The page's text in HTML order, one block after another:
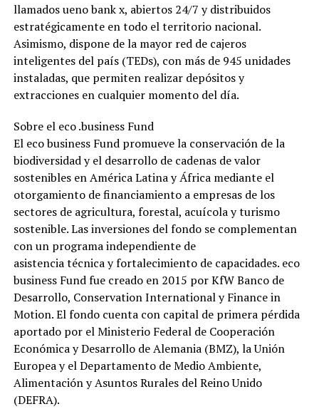
llamados ueno bank x, abiertos 24/7 y distribuidos
estratégicamente en todo el territorio nacional.
Asimismo, dispone de la mayor red de cajeros
inteligentes del país (TEDs), con más de 945 unidades
instaladas, que permiten realizar depósitos y
extracciones en cualquier momento del día.
Sobre el eco .business Fund
El eco business Fund promueve la conservación de la
biodiversidad y el desarrollo de cadenas de valor
sostenibles en América Latina y África mediante el
otorgamiento de financiamiento a empresas de los
sectores de agricultura, forestal, acuícola y turismo
sostenible. Las inversiones del fondo se complementan
con un programa independiente de
asistencia técnica y fortalecimiento de capacidades. eco
business Fund fue creado en 2015 por KfW Banco de
Desarrollo, Conservation International y Finance in
Motion. El fondo cuenta con capital de primera pérdida
aportado por el Ministerio Federal de Cooperación
Económica y Desarrollo de Alemania (BMZ), la Unión
Europea y el Departamento de Medio Ambiente,
Alimentación y Asuntos Rurales del Reino Unido
(DEFRA).